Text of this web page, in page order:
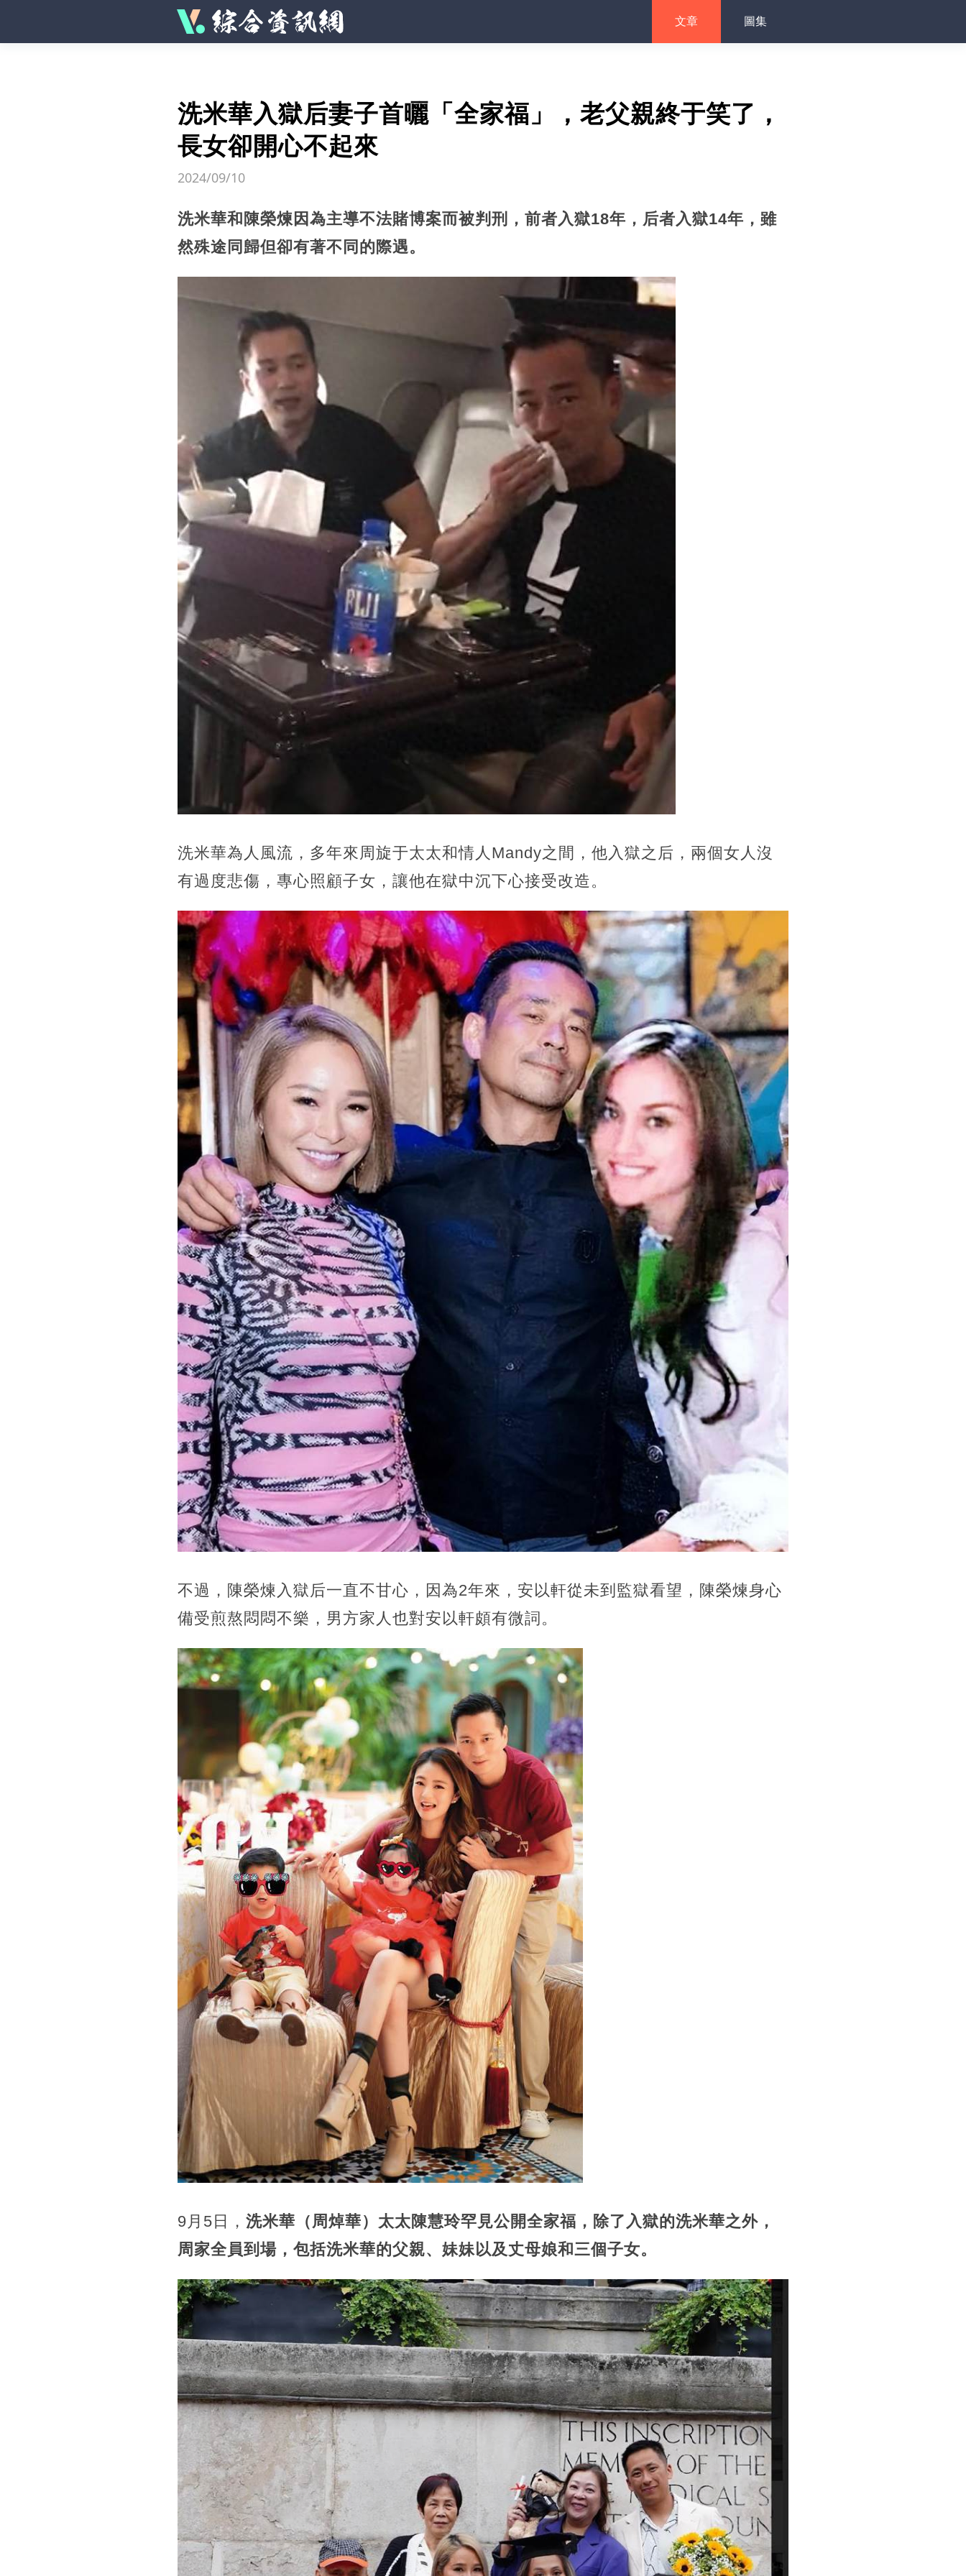
文章 圖集
洗米華入獄后妻子首曬「全家福」，老父親終于笑了，
長女卻開心不起來
2024/09/10
洗米華和陳榮煉因為主導不法賭博案而被判刑，前者入獄18年，后者入獄14年，雖
然殊途同歸但卻有著不同的際遇。
洗米華為人風流，多年來周旋于太太和情人Mandy之間，他入獄之后，兩個女人沒
有過度悲傷，專心照顧子女，讓他在獄中沉下心接受改造。
不過，陳榮煉入獄后一直不甘心，因為2年來，安以軒從未到監獄看望，陳榮煉身心
備受煎熬悶悶不樂，男方家人也對安以軒頗有微詞。
9月5日， 洗米華（周焯華）太太陳慧玲罕見公開全家福，除了入獄的洗米華之外，
周家全員到場，包括洗米華的父親、妹妹以及丈母娘和三個子女。